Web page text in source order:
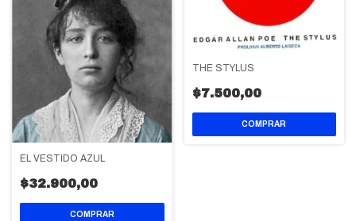
EL VESTIDO AZUL
$32.900,00
THE STYLUS
$7.500,00